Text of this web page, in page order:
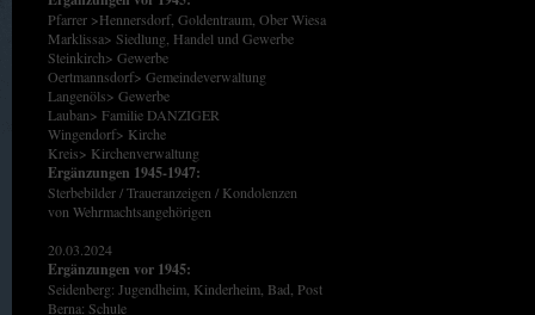
Pfarrer >Hennersdorf, Goldentraum, Ober Wiesa
Marklissa> Siedlung, Handel und Gewerbe
Steinkirch> Gewerbe
Oertmannsdorf> Gemeindeverwaltung
Langenöls> Gewerbe
Lauban> Familie DANZIGER
Wingendorf> Kirche
Kreis> Kirchenverwaltung
Ergänzungen 1945-1947:
Sterbebilder / Traueranzeigen / Kondolenzen
von Wehrmachtsangehörigen
20.03.2024
Ergänzungen vor 1945:
Seidenberg: Jugendheim, Kinderheim, Bad, Post
Berna: Schule